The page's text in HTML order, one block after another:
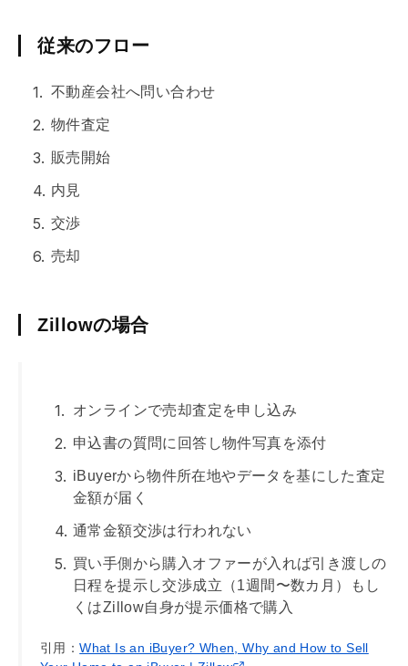
従来のフロー
不動産会社へ問い合わせ
物件査定
販売開始
内見
交渉
売却
Zillowの場合
オンラインで売却査定を申し込み
申込書の質問に回答し物件写真を添付
iBuyerから物件所在地やデータを基にした査定
金額が届く
通常金額交渉は行われない
買い手側から購入オファーが入れば引き渡しの
日程を提示し交渉成立（1週間〜数カ月）もし
くはZillow自身が提示価格で購入
引用：What Is an iBuyer? When, Why and How to Sell